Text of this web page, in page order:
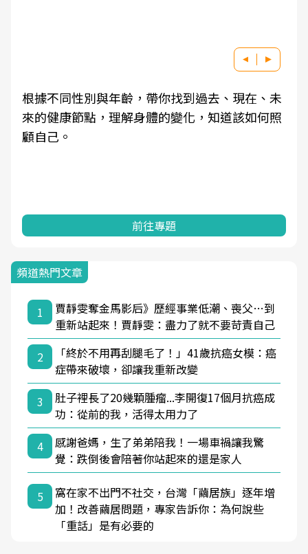
根據不同性別與年齡，帶你找到過去、現在、未
來的健康節點，理解身體的變化，知道該如何照
顧自己。
前往專題
頻道熱門文章
1
賈靜雯奪金馬影后》歷經事業低潮、喪父…到
重新站起來！賈靜雯：盡力了就不要苛責自己
2
「終於不用再刮腿毛了！」41歲抗癌女模：癌
症帶來破壞，卻讓我重新改變
3
肚子裡長了20幾顆腫瘤...李開復17個月抗癌成
功：從前的我，活得太用力了
4
感謝爸媽，生了弟弟陪我！一場車禍讓我驚
覺：跌倒後會陪著你站起來的還是家人
5
窩在家不出門不社交，台灣「繭居族」逐年增
加！改善繭居問題，專家告訴你：為何說些
「重話」是有必要的